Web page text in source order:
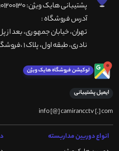
پشتیبانی هایک ویژن: 09901200130
آدرس فروشگاه :
تهران، خيابان جمهوری، بعد از
نادری، طبقه اول، پلاک 1 ،فروشگاه کمیران
لوکیشن فروشگاه هایک ویژن
ایمیل پشتیبانی
info [@] camirancctv [.] com
انواع دوربین مداربسته